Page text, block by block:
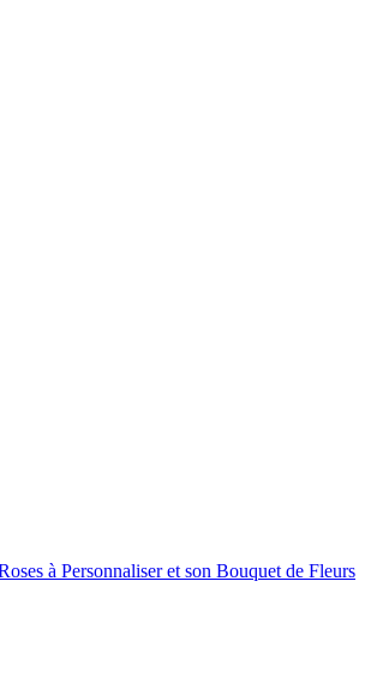
à Personnaliser et son Bouquet de Fleurs